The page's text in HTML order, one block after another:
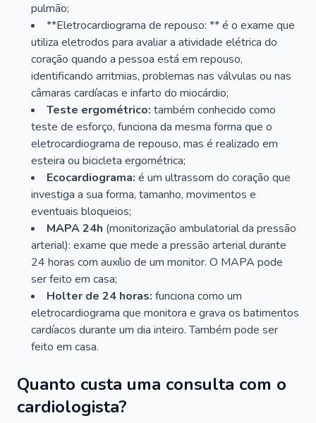
pulmão;
**Eletrocardiograma de repouso: ** é o exame que
utiliza eletrodos para avaliar a atividade elétrica do
coração quando a pessoa está em repouso,
identificando arritmias, problemas nas válvulas ou nas
câmaras cardíacas e infarto do miocárdio;
Teste ergométrico: também conhecido como
teste de esforço, funciona da mesma forma que o
eletrocardiograma de repouso, mas é realizado em
esteira ou bicicleta ergométrica;
Ecocardiograma: é um ultrassom do coração que
investiga a sua forma, tamanho, movimentos e
eventuais bloqueios;
MAPA 24h (monitorização ambulatorial da pressão
arterial): exame que mede a pressão arterial durante
24 horas com auxílio de um monitor. O MAPA pode
ser feito em casa;
Holter de 24 horas: funciona como um
eletrocardiograma que monitora e grava os batimentos
cardíacos durante um dia inteiro. Também pode ser
feito em casa.
Quanto custa uma consulta com o
cardiologista?